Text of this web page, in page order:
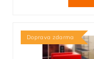
Doprava zdarma